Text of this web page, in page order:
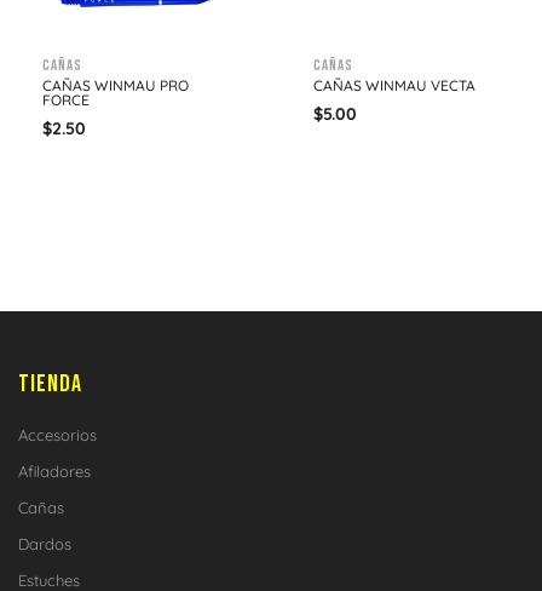
Cañas
CAÑAS WINMAU PRO
FORCE
$2.50
Cañas
CAÑAS WINMAU VECTA
$5.00
TIENDA
Accesorios
Afiladores
Cañas
Dardos
Estuches